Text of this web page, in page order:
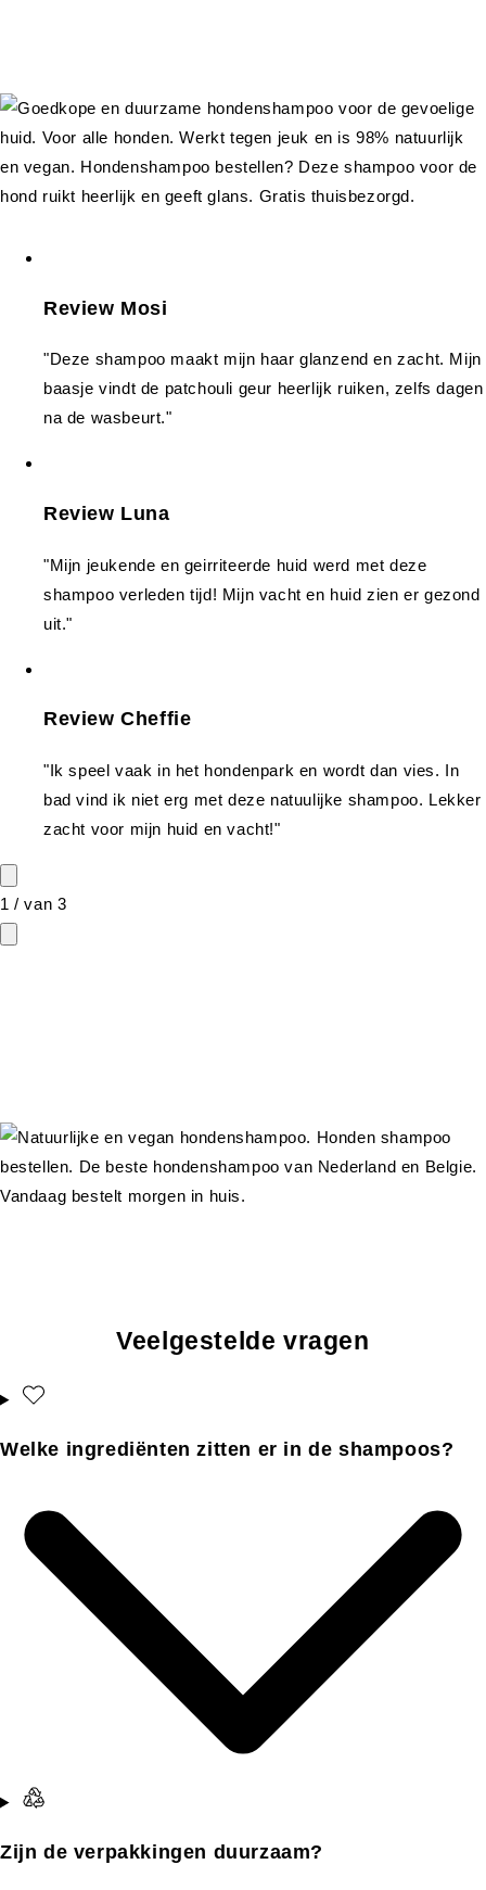
Review Mosi
"Deze shampoo maakt mijn haar glanzend en zacht. Mijn
baasje vindt de patchouli geur heerlijk ruiken, zelfs dagen
na de wasbeurt."
Review Luna
"Mijn jeukende en geirriteerde huid werd met deze
shampoo verleden tijd! Mijn vacht en huid zien er gezond
uit."
Review Cheffie
"Ik speel vaak in het hondenpark en wordt dan vies. In
bad vind ik niet erg met deze natuulijke shampoo. Lekker
zacht voor mijn huid en vacht!"
1 /van 3
Veelgestelde vragen
Welke ingrediënten zitten er in de shampoos?
Zijn de verpakkingen duurzaam?